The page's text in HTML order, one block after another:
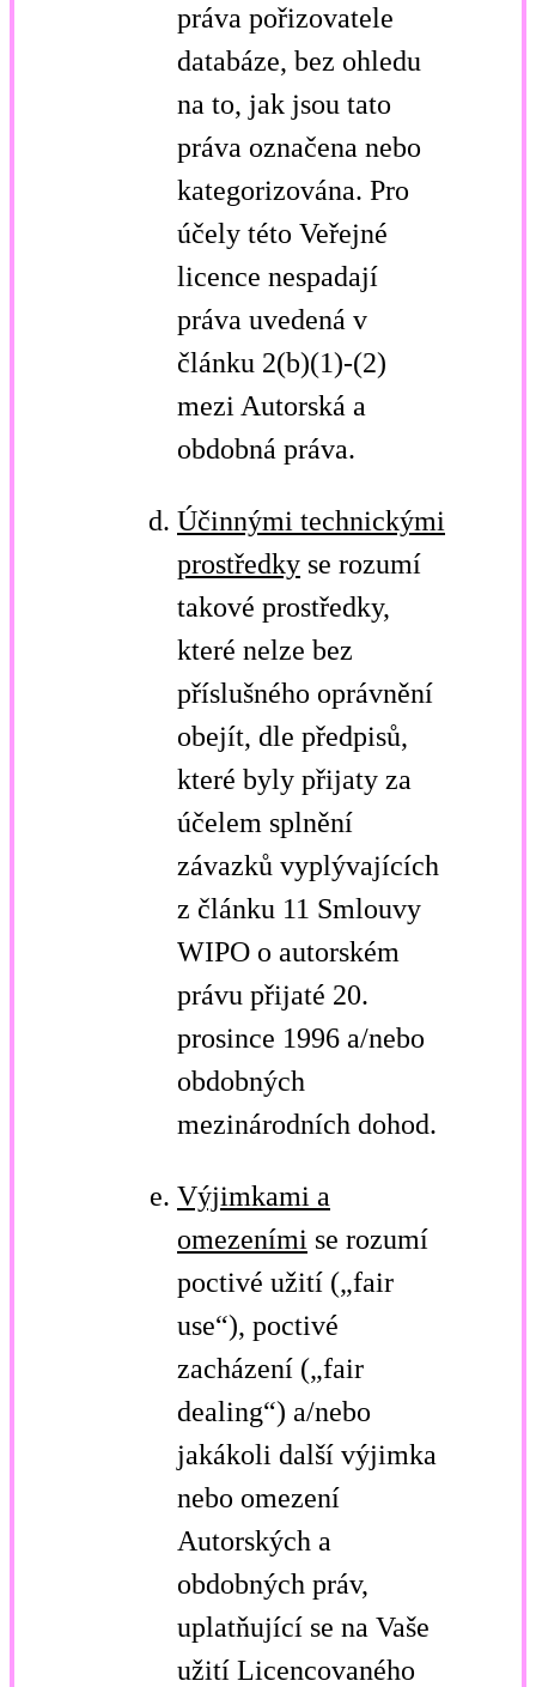
práva pořizovatele
databáze, bez ohledu
na to, jak jsou tato
práva označena nebo
kategorizována. Pro
účely této Veřejné
licence nespadají
práva uvedená v
článku 2(b)(1)-(2)
mezi Autorská a
obdobná práva.
Účinnými technickými
prostředky se rozumí
takové prostředky,
které nelze bez
příslušného oprávnění
obejít, dle předpisů,
které byly přijaty za
účelem splnění
závazků vyplývajících
z článku 11 Smlouvy
WIPO o autorském
právu přijaté 20.
prosince 1996 a/nebo
obdobných
mezinárodních dohod.
Výjimkami a
omezeními se rozumí
poctivé užití („fair
use“), poctivé
zacházení („fair
dealing“) a/nebo
jakákoli další výjimka
nebo omezení
Autorských a
obdobných práv,
uplatňující se na Vaše
užití Licencovaného